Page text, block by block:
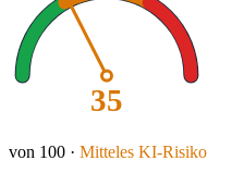
35
von 100 · Mitteles KI-Risiko